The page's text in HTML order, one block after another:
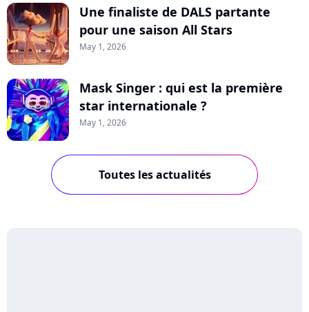
Une finaliste de DALS partante
pour une saison All Stars
May 1, 2026
Mask Singer : qui est la première
star internationale ?
May 1, 2026
Toutes les actualités